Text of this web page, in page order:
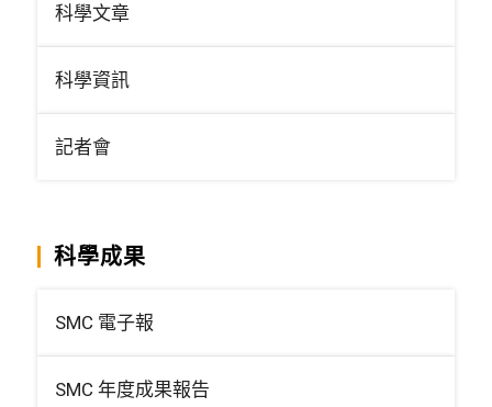
科學文章
科學資訊
記者會
科學成果
SMC 電子報
SMC 年度成果報告